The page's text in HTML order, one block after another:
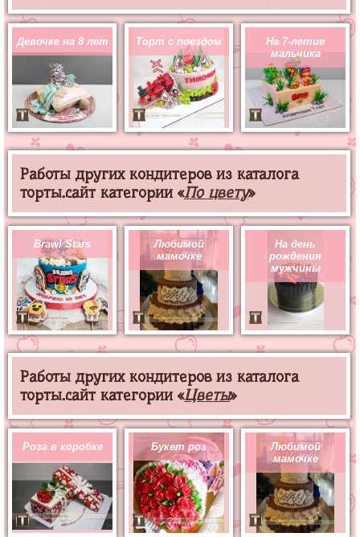
Девочке на 8 лет Торт с поездом
На 7-летие
мальчика
Работы других кондитеров из каталога
торты.сайт категории «По цвету»
Brawl Stars
Любимой
мамочке
На день
рождения
мужчины
Работы других кондитеров из каталога
торты.сайт категории «Цветы»
Роза в коробке Букет роз
Любимой
мамочке